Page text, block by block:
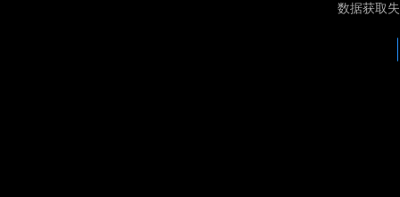
数据获取